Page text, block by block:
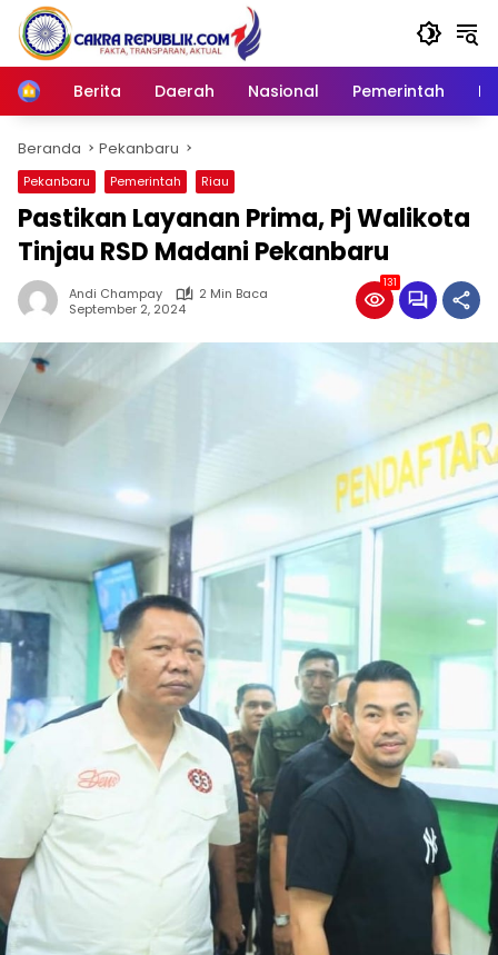
Langsung
konten
Home
Berita Daerah Nasional Pemerintah
Beranda Pekanbaru
Pekanbaru Pemerintah Riau
Pastikan Layanan Prima, Pj Walikota
Tinjau RSD Madani Pekanbaru
Andi Champay
2 Min Baca
September 2, 2024
131